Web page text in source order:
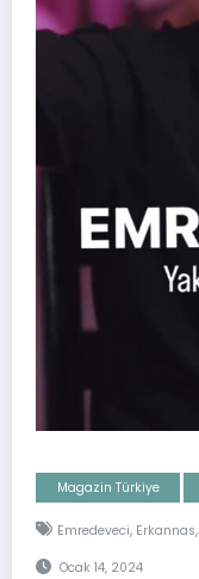
Magazin Türkiye
Emredeveci, Erkannas,
Ocak 14, 2024